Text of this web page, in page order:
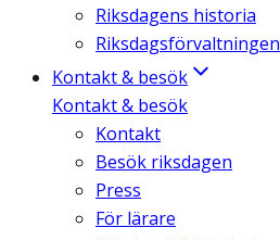
Riksdagens historia
Riksdagsförvaltningen
Kontakt & besök
Kontakt & besök
Kontakt
Besök riksdagen
Press
För lärare